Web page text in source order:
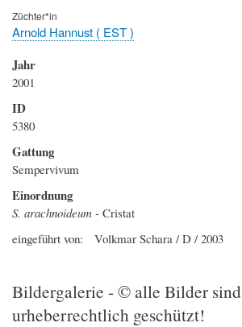
Züchter*in
Arnold Hannust ( EST )
Jahr
2001
ID
5380
Gattung
Sempervivum
Einordnung
S. arachnoideum - Cristat
eingeführt von: Volkmar Schara / D / 2003
Bildergalerie - © alle Bilder sind
urheberrechtlich geschützt!